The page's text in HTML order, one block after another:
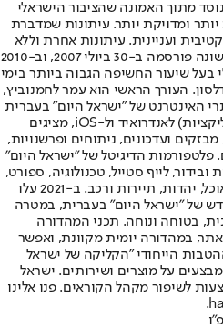
מתוך האמונה שהציבור הישראלי
יותר ומדויקת יותר. עיתונות שמדברת
ועניינית. עיתונות אחרת וללא
תשלום. המהדורה המודפסת הראשונה פורסמה ב-30 ביולי 2007, וב-2010
בעל שיעור החשיפה הגבוה ביותר בימי
העורך הראשי הוא עמר לחמנוביץ,
האינטרנט של "ישראל היום" בעברית
ובאנגלית, כמו כן היישומונים (אפליקציות) לאנדרואיד ול-iOS, מציגים
ועדכונים, ניתוחים ופרשנויות,
פלטפורמות הדיגיטל של "ישראל היום"
לייף סטייל, טכנולוגיה, ספורט,
כלכלה וצרכנות, בריאות, חיילים, אוכל, יהדות, תיירות ורכב. ב-2021 עלו
של "ישראל היום" בעברית, במטרה
בטוחה ונוחה. תכני המהדורה
במהדורה יומית מקוונת, ואפשר
הייחודי "הקליקה של ישראל
על מוצרים ושירותים. ישראל
לשיפור מקהל הקוראים. פנו אלינו